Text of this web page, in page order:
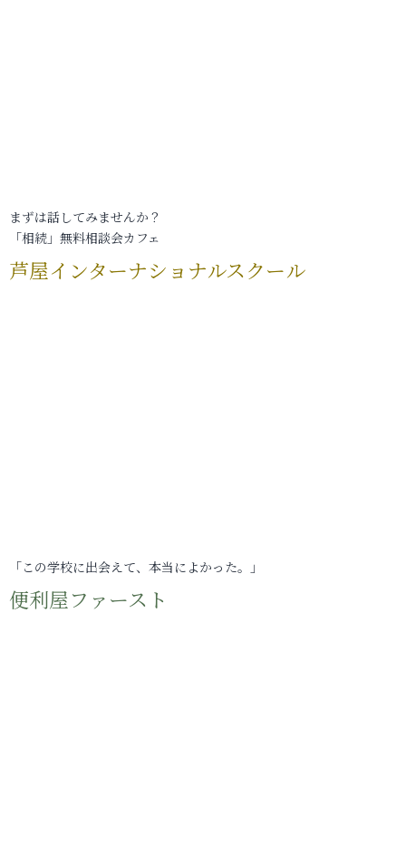
まずは話してみませんか？
「相続」無料相談会カフェ
芦屋インターナショナルスクール
「この学校に出会えて、本当によかった。」
便利屋ファースト